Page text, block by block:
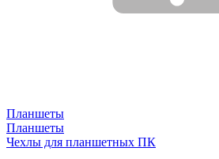
Планшеты
Планшеты
Чехлы для планшетных ПК